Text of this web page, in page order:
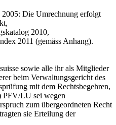
Die Umrechnung erfolgt
2010,
2011 (gemäss Anhang).
sowie alle ihr als Mitglieder
beim Verwaltungsgericht des
mit dem Rechtsbegehren,
PFV/LU sei wegen
zum übergeordneten Recht
sie Erteilung der